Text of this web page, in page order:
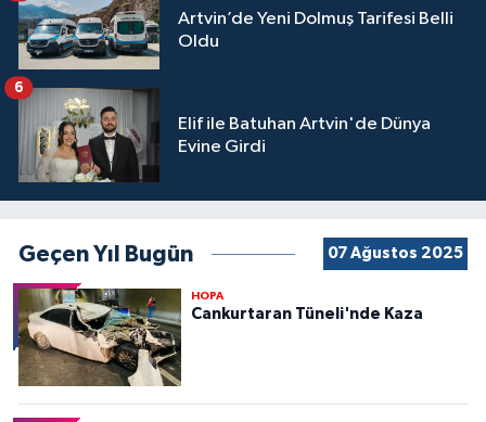
Artvin’de Yeni Dolmuş Tarifesi Belli
Oldu
Elif ile Batuhan Artvin'de Dünya
Evine Girdi
6
Geçen Yıl Bugün 07 Ağustos 2025
HOPA
Cankurtaran Tüneli'nde Kaza